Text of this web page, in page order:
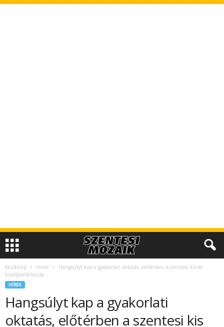
Kezdőlap Hírek
Hangsúlyt kap a gyakorlati oktatás, előtérben a szentesi kis és
középvállalkozás…
HÍREK
Hangsúlyt kap a gyakorlati
oktatás, előtérben a szentesi kis